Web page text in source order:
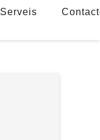
Serveis